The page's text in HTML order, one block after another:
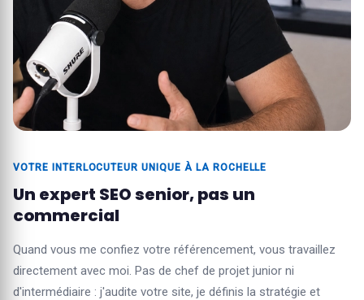
VOTRE INTERLOCUTEUR UNIQUE À LA ROCHELLE
Un expert SEO senior, pas un
commercial
Quand vous me confiez votre référencement, vous travaillez
directement avec moi. Pas de chef de projet junior ni
d'intermédiaire : j'audite votre site, je définis la stratégie et